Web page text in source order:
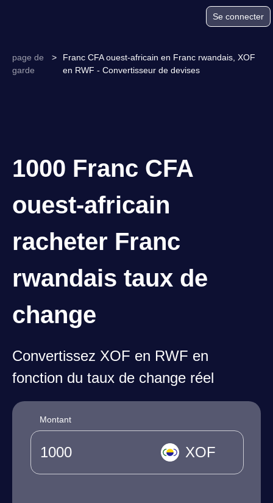
Se connecter
page de
garde
>
Franc CFA ouest-africain en Franc rwandais, XOF
en RWF - Convertisseur de devises
1000 Franc CFA
ouest-africain
racheter Franc
rwandais taux de
change
Convertissez XOF en RWF en
fonction du taux de change réel
Montant
XOF